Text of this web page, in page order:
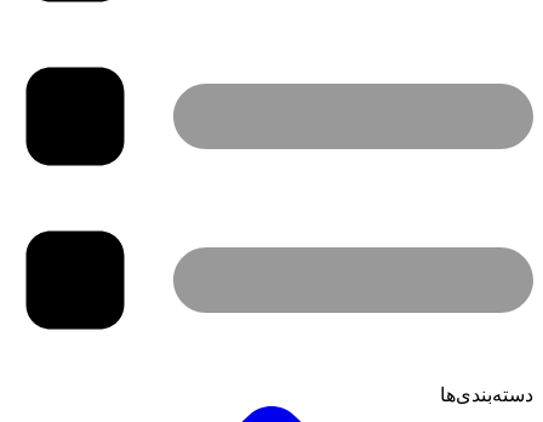
دسته‌بندی‌ها